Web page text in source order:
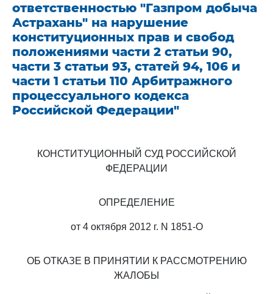
ответственностью "Газпром добыча
Астрахань" на нарушение
конституционных прав и свобод
положениями части 2 статьи 90,
части 3 статьи 93, статей 94, 106 и
части 1 статьи 110 Арбитражного
процессуального кодекса
Российской Федерации"
КОНСТИТУЦИОННЫЙ СУД РОССИЙСКОЙ
ФЕДЕРАЦИИ
ОПРЕДЕЛЕНИЕ
от 4 октября 2012 г. N 1851-О
ОБ ОТКАЗЕ В ПРИНЯТИИ К РАССМОТРЕНИЮ
ЖАЛОБЫ